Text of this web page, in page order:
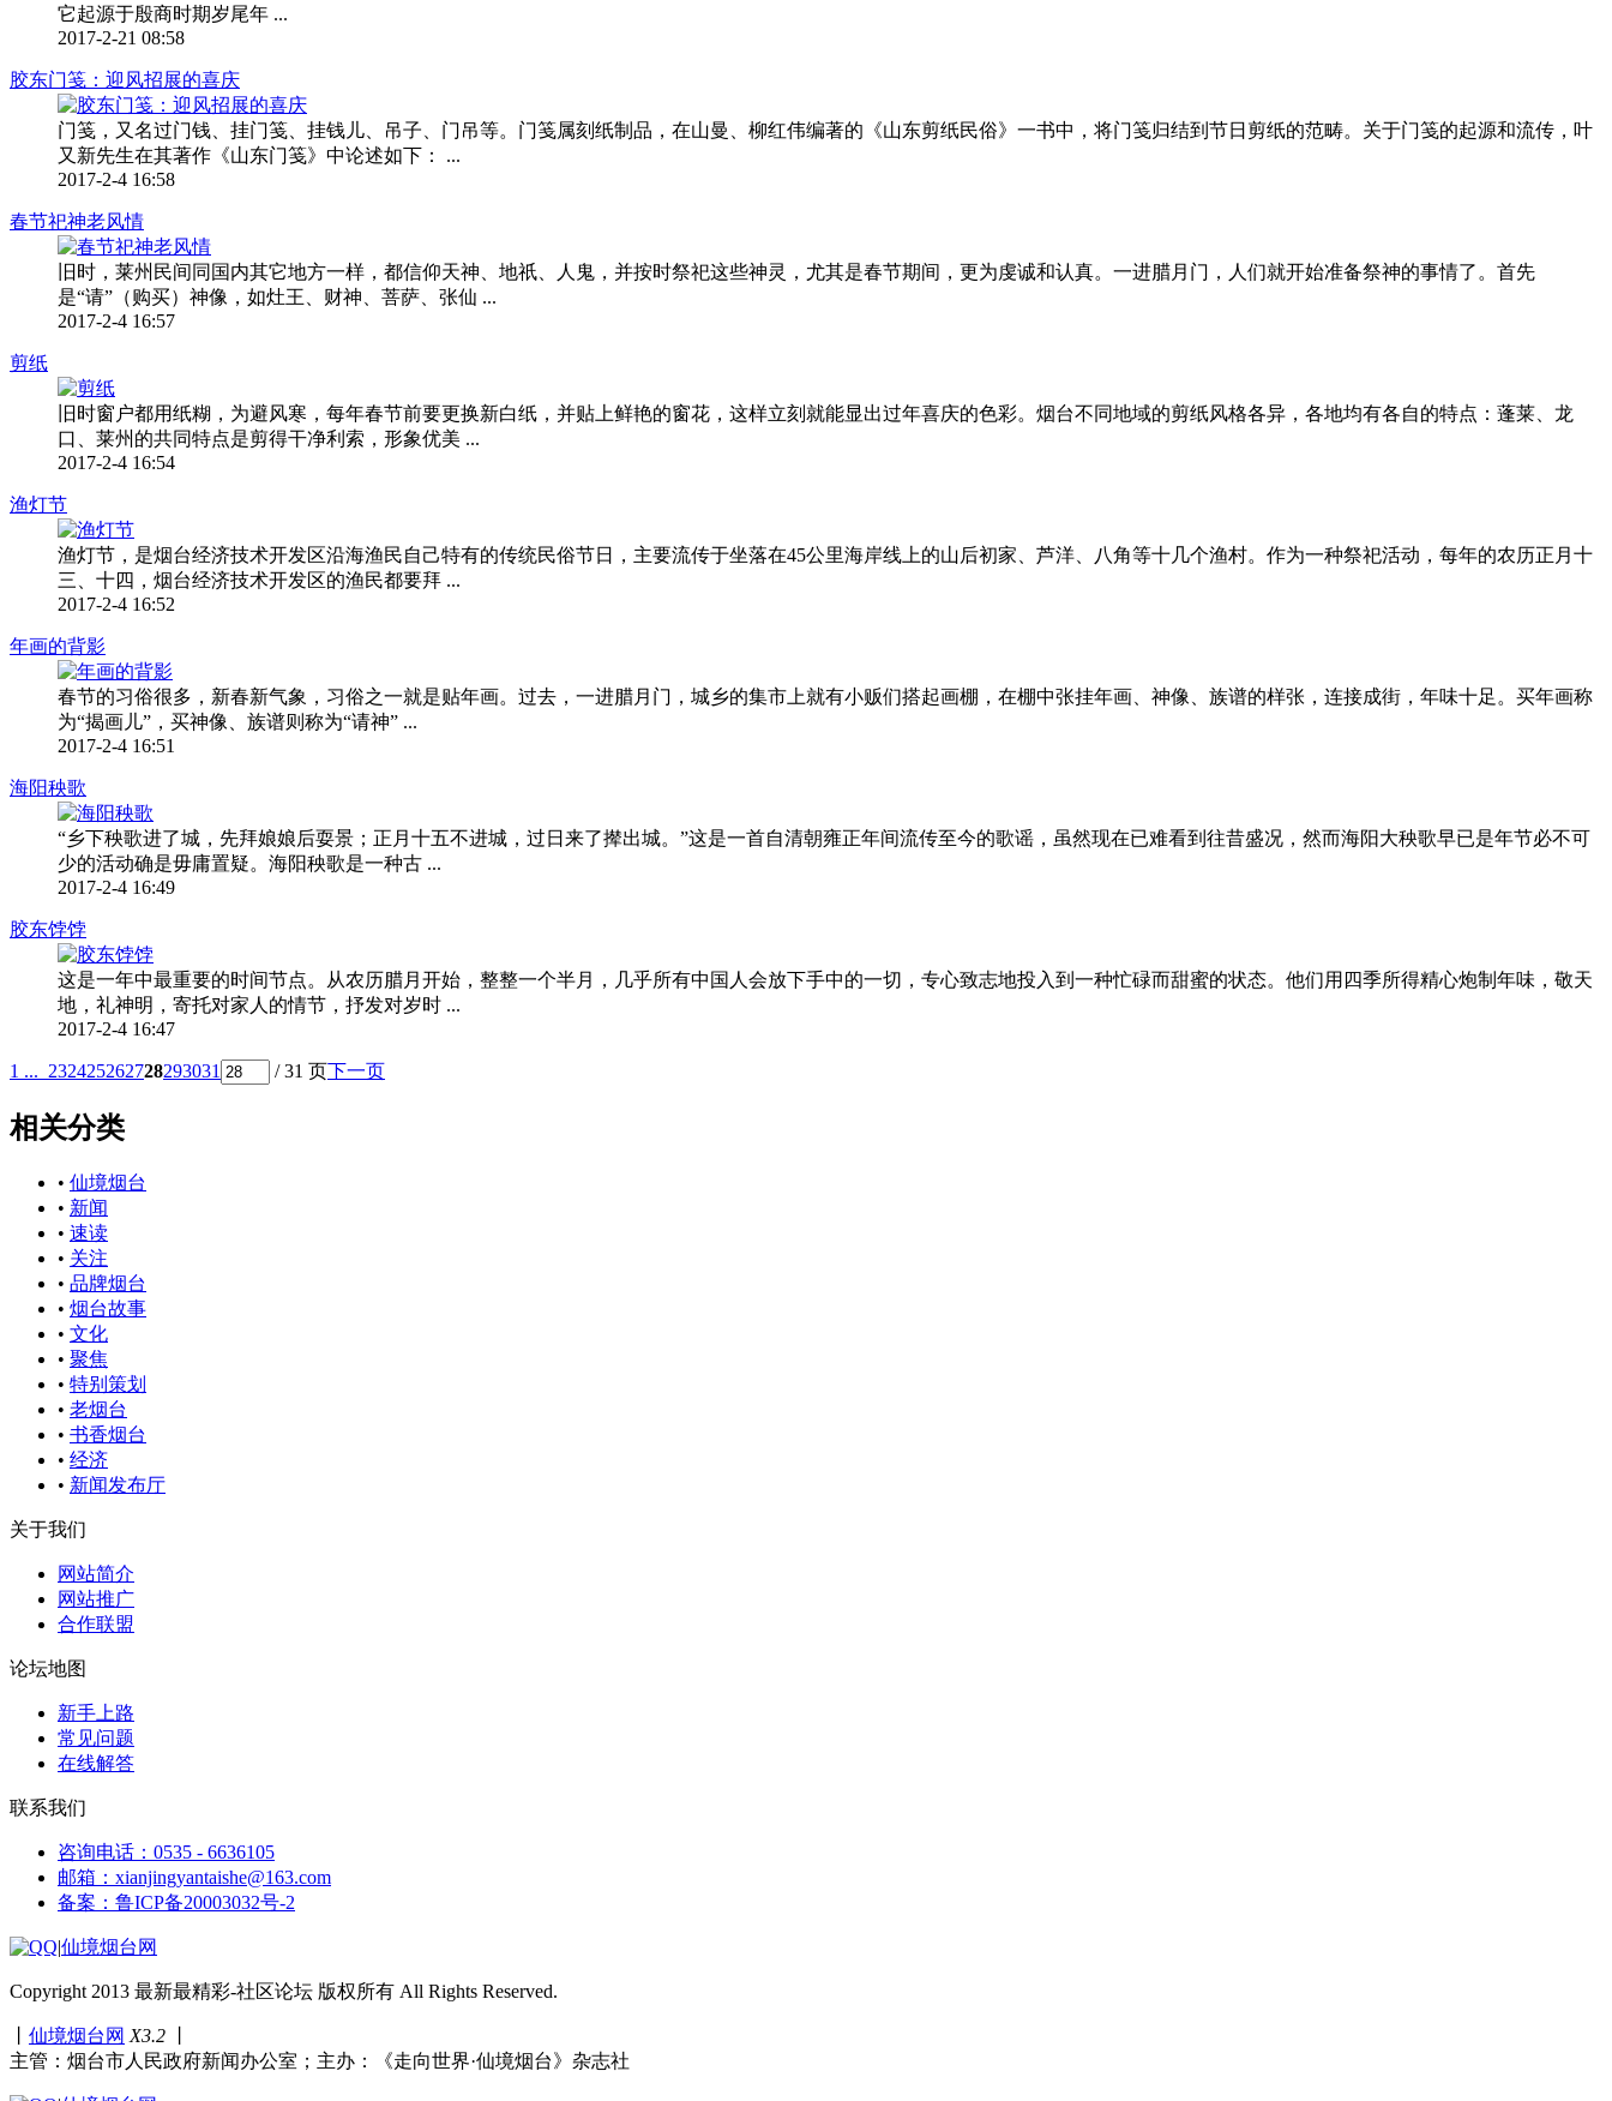
它起源于殷商时期岁尾年 ...
2017-2-21 08:58
胶东门笺：迎风招展的喜庆
门笺，又名过门钱、挂门笺、挂钱儿、吊子、门吊等。门笺属刻纸制品，在山曼、柳红伟编著的《山东剪纸民俗》一书中，将门笺归结到节日剪纸的范畴。关于门笺的起源和流传，叶
又新先生在其著作《山东门笺》中论述如下： ...
2017-2-4 16:58
春节祀神老风情
旧时，莱州民间同国内其它地方一样，都信仰天神、地祇、人鬼，并按时祭祀这些神灵，尤其是春节期间，更为虔诚和认真。一进腊月门，人们就开始准备祭神的事情了。首先
是“请”（购买）神像，如灶王、财神、菩萨、张仙 ...
2017-2-4 16:57
剪纸
旧时窗户都用纸糊，为避风寒，每年春节前要更换新白纸，并贴上鲜艳的窗花，这样立刻就能显出过年喜庆的色彩。烟台不同地域的剪纸风格各异，各地均有各自的特点：蓬莱、龙
口、莱州的共同特点是剪得干净利索，形象优美 ...
2017-2-4 16:54
渔灯节
渔灯节，是烟台经济技术开发区沿海渔民自己特有的传统民俗节日，主要流传于坐落在45公里海岸线上的山后初家、芦洋、八角等十几个渔村。作为一种祭祀活动，每年的农历正月十
三、十四，烟台经济技术开发区的渔民都要拜 ...
2017-2-4 16:52
年画的背影
春节的习俗很多，新春新气象，习俗之一就是贴年画。过去，一进腊月门，城乡的集市上就有小贩们搭起画棚，在棚中张挂年画、神像、族谱的样张，连接成街，年味十足。买年画称
为“揭画儿”，买神像、族谱则称为“请神” ...
2017-2-4 16:51
海阳秧歌
“乡下秧歌进了城，先拜娘娘后耍景；正月十五不进城，过日来了撵出城。”这是一首自清朝雍正年间流传至今的歌谣，虽然现在已难看到往昔盛况，然而海阳大秧歌早已是年节必不可
少的活动确是毋庸置疑。海阳秧歌是一种古 ...
2017-2-4 16:49
胶东饽饽
这是一年中最重要的时间节点。从农历腊月开始，整整一个半月，几乎所有中国人会放下手中的一切，专心致志地投入到一种忙碌而甜蜜的状态。他们用四季所得精心炮制年味，敬天
地，礼神明，寄托对家人的情节，抒发对岁时 ...
2017-2-4 16:47
1 ... 232425262728293031 / 31 页下一页
相关分类
• 仙境烟台
• 新闻
• 速读
• 关注
• 品牌烟台
• 烟台故事
• 文化
• 聚焦
• 特别策划
• 老烟台
• 书香烟台
• 经济
• 新闻发布厅
关于我们
网站简介
网站推广
合作联盟
论坛地图
新手上路
常见问题
在线解答
联系我们
咨询电话：0535 - 6636105
邮箱：xianjingyantaishe@163.com
备案：鲁ICP备20003032号-2
|仙境烟台网
Copyright 2013 最新最精彩-社区论坛 版权所有 All Rights Reserved.
仙境烟台网 X3.2
主管：烟台市人民政府新闻办公室；主办：《走向世界·仙境烟台》杂志社